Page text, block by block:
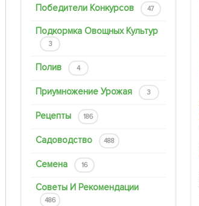
Победители Конкурсов 47
Подкормка Овощных Культур
3
Полив 4
Приумножение Урожая 3
Рецепты 186
Садоводство 488
Семена 16
Советы И Рекомендации
486